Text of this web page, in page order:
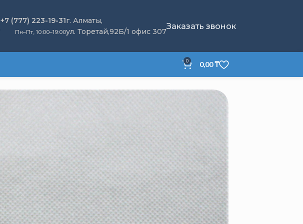
+7 (777) 223-19-31
Пн–Пт, 10:00–19:00
г. Алматы,
ул. Торетай,92Б/1 офис 307
Заказать звонок
0 0,00₸